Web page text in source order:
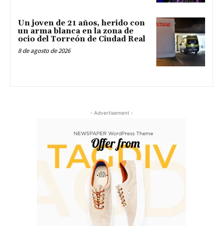
Un joven de 21 años, herido con
un arma blanca en la zona de
ocio del Torreón de Ciudad Real
8 de agosto de 2026
- Advertisement -